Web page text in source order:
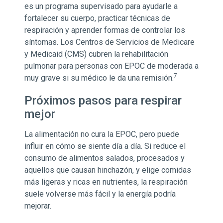
es un programa supervisado para ayudarle a
fortalecer su cuerpo, practicar técnicas de
respiración y aprender formas de controlar los
síntomas. Los Centros de Servicios de Medicare
y Medicaid (CMS) cubren la rehabilitación
pulmonar para personas con EPOC de moderada a
muy grave si su médico le da una remisión.7
Próximos pasos para respirar
mejor
La alimentación no cura la EPOC, pero puede
influir en cómo se siente día a día. Si reduce el
consumo de alimentos salados, procesados y
aquellos que causan hinchazón, y elige comidas
más ligeras y ricas en nutrientes, la respiración
suele volverse más fácil y la energía podría
mejorar.